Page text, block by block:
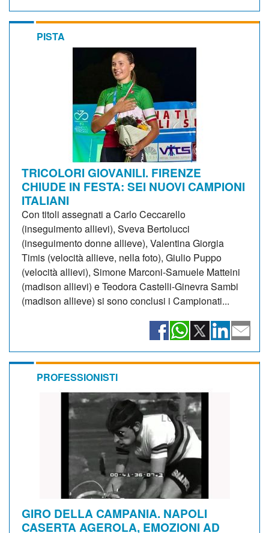
PISTA
TRICOLORI GIOVANILI. FIRENZE
CHIUDE IN FESTA: SEI NUOVI CAMPIONI
ITALIANI
Con titoli assegnati a Carlo Ceccarello
(inseguimento allievi), Sveva Bertolucci
(inseguimento donne allieve), Valentina Giorgia
Timis (velocità allieve, nella foto), Giulio Puppo
(velocità allievi), Simone Marconi-Samuele Matteini
(madison allievi) e Teodora Castelli-Ginevra Sambi
(madison allieve) si sono conclusi i Campionati...
PROFESSIONISTI
GIRO DELLA CAMPANIA. NAPOLI
CASERTA AGEROLA, EMOZIONI AD